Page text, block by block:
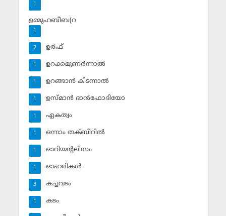
1
ഉമ്മുഹബീബ(റ
1
ഉര്‍ഫ്
2
ഉറക്കമുണര്‍ന്നാല്‍
1
ഉറങ്ങാന്‍ കിടന്നാല്‍
1
ഉസ്മാന്‍ ദാന്‍ഫോദിയോ
1
ഏകത്വം
1
ഒന്നാം തക്ബീറില്‍
1
ഓറിയന്റലിസം
1
ഓഹരികള്‍
1
കച്ചവടം
3
കടം
1